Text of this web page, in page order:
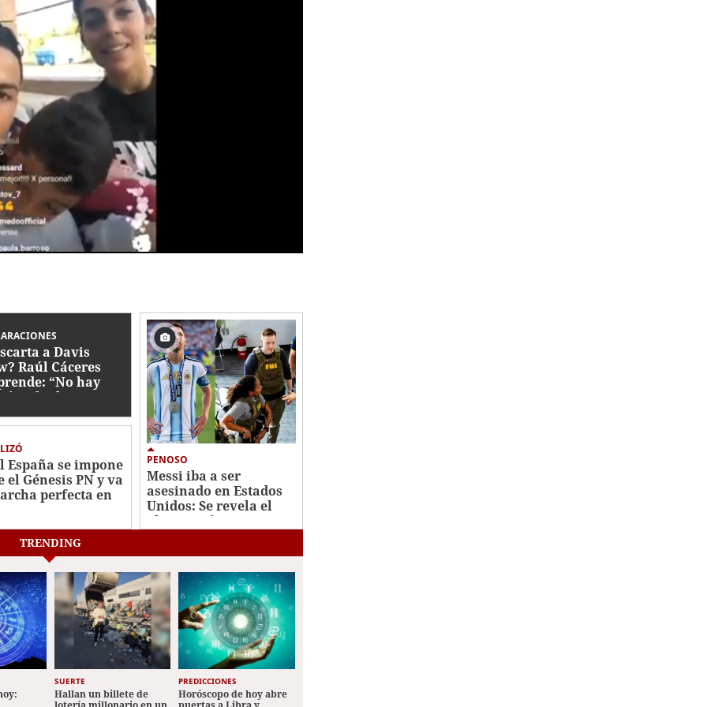
a Davis
Raúl Cáceres
“No hay
tiktoker”
España se impone
el Génesis PN y va
perfecta en
PENOSO
Messi iba a ser
asesinado en Estados
Unidos: Se revela el
plan quirúrgico que
TRENDING
SUERTE
Hallan un billete de
PREDICCIONES
Horóscopo de hoy abre